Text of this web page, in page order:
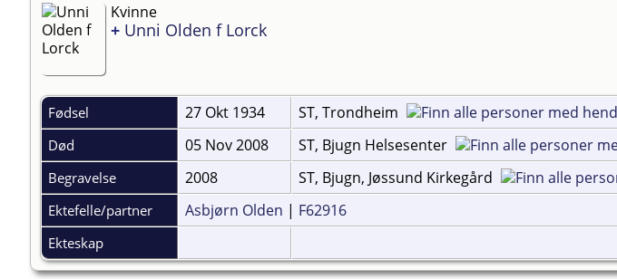
Kvinne
+ Unni Olden f Lorck
Fødsel 27 Okt 1934 ST, Trondheim
Død 05 Nov 2008 ST, Bjugn Helsesenter
Begravelse 2008 ST, Bjugn, Jøssund Kirkegård
Ektefelle/partner Asbjørn Olden | F62916
Ekteskap